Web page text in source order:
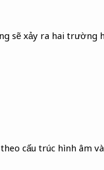
sẽ xảy ra hai trường
cấu trúc hình âm